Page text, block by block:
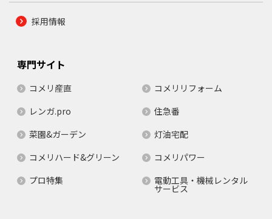
採用情報
専門サイト
コメリ産直
コメリリフォーム
レンガ.pro
住急番
菜園&ガーデン
灯油宅配
コメリハード&グリーン
コメリパワー
プロ特集
電動工具・機械レンタル
サービス